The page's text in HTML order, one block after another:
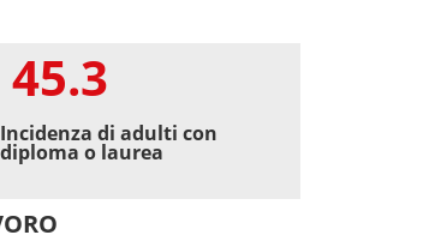
45.3
Incidenza di adulti con
diploma o laurea